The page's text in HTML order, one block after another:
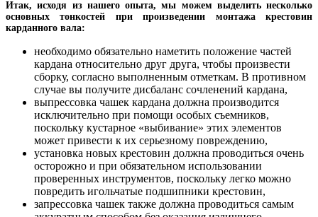
Итак, исходя из нашего опыта, мы можем выделить несколько
основных тонкостей при произведении монтажа крестовин
карданного вала:
необходимо обязательно наметить положение частей
кардана относительно друг друга, чтобы произвести
сборку, согласно выполненным отметкам. В противном
случае вы получите дисбаланс сочленений кардана,
выпрессовка чашек кардана должна производится
исключительно при помощи особых съемников,
поскольку кустарное «выбивание» этих элементов
может привести к их серьезному повреждению,
установка новых крестовин должна проводиться очень
осторожно и при обязательном использовании
проверенных инструментов, поскольку легко можно
повредить игольчатые подшипники крестовин,
запрессовка чашек также должна проводиться самым